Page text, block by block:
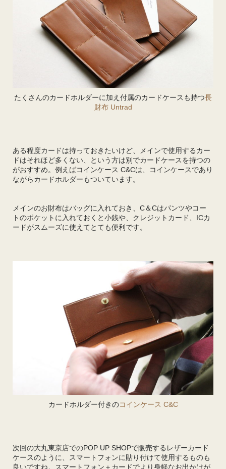
たくさんのカードホルダーに加え付属のカードケースも持つ長
財布 Untrad
ある程度カードは持っておきたいけど、メインで使用するカー
ドはそれほど多くない、という方は別でカードケースを持つの
がおすすめ。例えばコインケース C&Cは、コインケースであり
ながらカードホルダーもついています。
メインのお財布はバッグに入れておき、C＆Cはパンツやコー
トのポケットに入れておくと小銭や、クレジットカード、ICカ
ードがスムーズに使えてとても便利です。
カードホルダー付きのコインケース C&C
次回の大丸東京店でのPOP UP SHOPで販売するレザーカード
ケースのように、スマートフォンに貼り付けて使用するものも
良いですね。スマートフォン＋カードでより身軽なお出かけが